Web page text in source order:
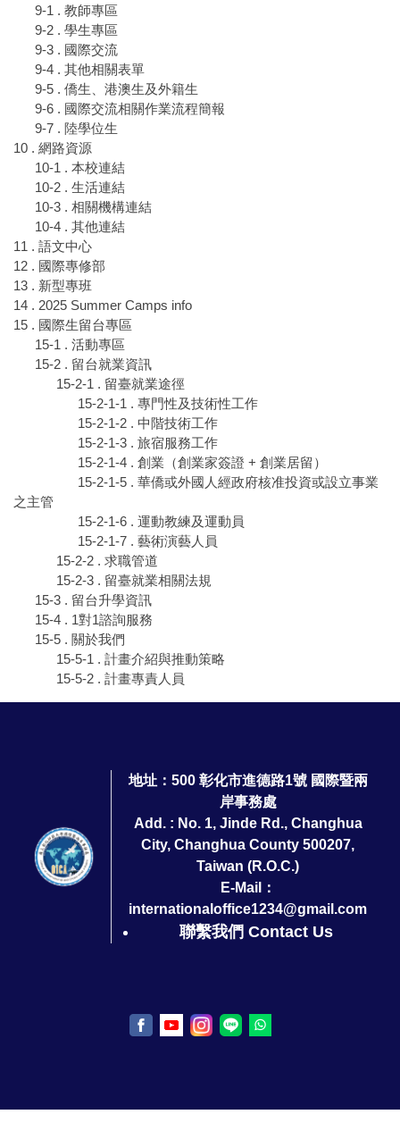
9-1 . 教師專區
9-2 . 學生專區
9-3 . 國際交流
9-4 . 其他相關表單
9-5 . 僑生、港澳生及外籍生
9-6 . 國際交流相關作業流程簡報
9-7 . 陸學位生
10 . 網路資源
10-1 . 本校連結
10-2 . 生活連結
10-3 . 相關機構連結
10-4 . 其他連結
11 . 語文中心
12 . 國際專修部
13 . 新型專班
14 . 2025 Summer Camps info
15 . 國際生留台專區
15-1 . 活動專區
15-2 . 留台就業資訊
15-2-1 . 留臺就業途徑
15-2-1-1 . 專門性及技術性工作
15-2-1-2 . 中階技術工作
15-2-1-3 . 旅宿服務工作
15-2-1-4 . 創業（創業家簽證 + 創業居留）
15-2-1-5 . 華僑或外國人經政府核准投資或設立事業
之主管
15-2-1-6 . 運動教練及運動員
15-2-1-7 . 藝術演藝人員
15-2-2 . 求職管道
15-2-3 . 留臺就業相關法規
15-3 . 留台升學資訊
15-4 . 1對1諮詢服務
15-5 . 關於我們
15-5-1 . 計畫介紹與推動策略
15-5-2 . 計畫專責人員
地址：500 彰化市進德路1號 國際暨兩
岸事務處
Add. : No. 1, Jinde Rd., Changhua
City, Changhua County 500207,
Taiwan (R.O.C.)
E-Mail：
internationaloffice1234@gmail.com
聯繫我們 Contact Us